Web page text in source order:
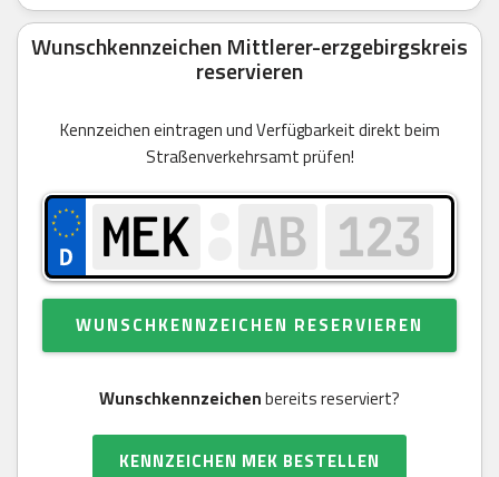
Wunschkennzeichen Mittlerer-erzgebirgskreis
reservieren
Kennzeichen eintragen und Verfügbarkeit direkt beim
Straßenverkehrsamt prüfen!
WUNSCHKENNZEICHEN RESERVIEREN
Wunschkennzeichenbereits reserviert?
KENNZEICHEN MEK BESTELLEN